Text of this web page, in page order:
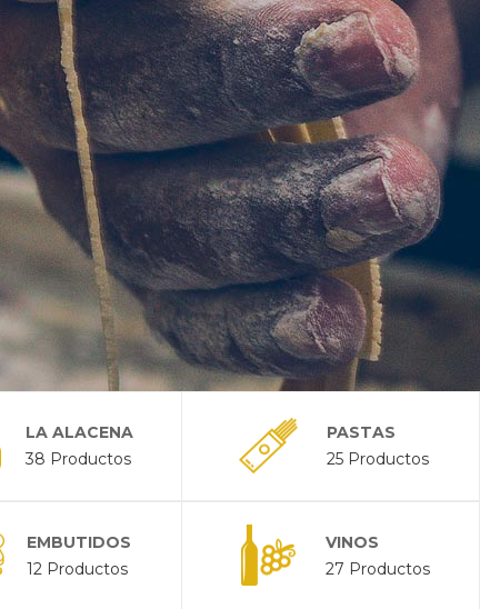
LA ALACENA
38 Productos
PASTAS
25 Productos
EMBUTIDOS
12 Productos
VINOS
27 Productos